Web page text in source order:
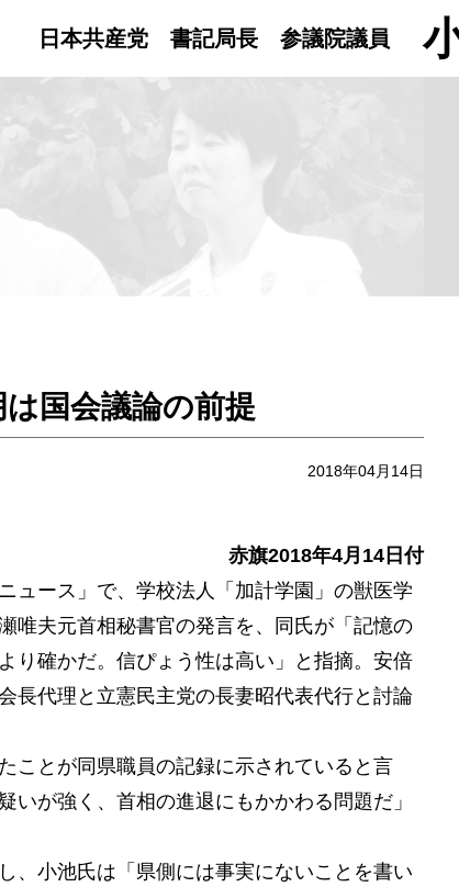
日本共産党 書記局長 参議院議員
国会議論の前提
2018年04月14日
赤旗2018年4月14日付
ュース」で、学校法人「加計学園」の獣医学
唯夫元首相秘書官の発言を、同氏が「記憶の
り確かだ。信ぴょう性は高い」と指摘。安倍
長代理と立憲民主党の長妻昭代表代行と討論
ことが同県職員の記録に示されていると言
が強く、首相の進退にもかかわる問題だ」
、小池氏は「県側には事実にないことを書い